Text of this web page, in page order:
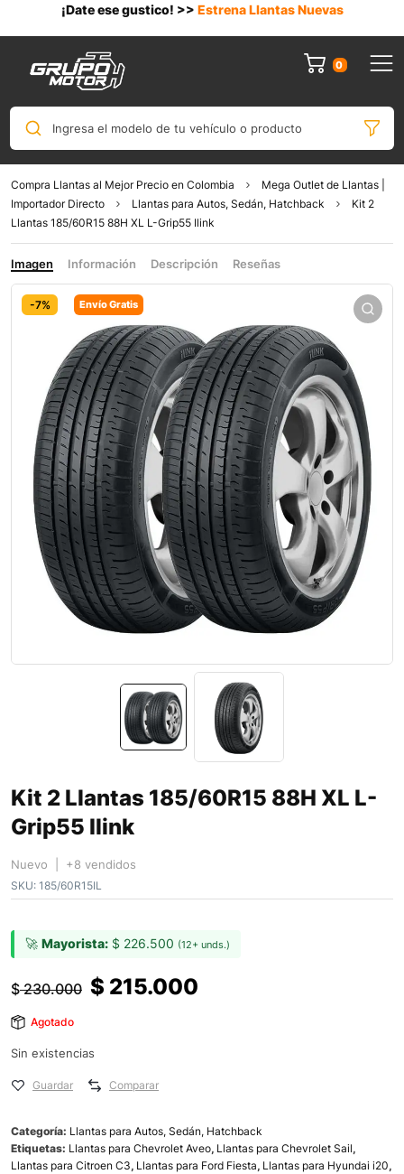
¡Date ese gustico! >> Estrena Llantas Nuevas
0
Ingresa el modelo de tu vehículo o producto
Compra Llantas al Mejor Precio en Colombia
Mega Outlet de Llantas |
Importador Directo
Llantas para Autos, Sedán, Hatchback
Kit 2
Llantas 185/60R15 88H XL L-Grip55 Ilink
Imagen Información Descripción Reseñas
-7% Envío Gratis
Kit 2 Llantas 185/60R15 88H XL L-
Grip55 Ilink
Nuevo | +8 vendidos
SKU: 185/60R15IL
🚀 Mayorista: $ 226.500 (12+ unds.)
$230.000 $ 215.000
Agotado
Sin existencias
Guardar Comparar
Categoría: Llantas para Autos, Sedán, Hatchback
Etiquetas: Llantas para Chevrolet Aveo, Llantas para Chevrolet Sail,
Llantas para Citroen C3, Llantas para Ford Fiesta, Llantas para Hyundai i20,